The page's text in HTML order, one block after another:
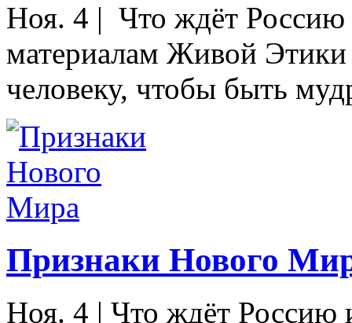
Ноя. 4 | Что ждёт Россию
материалам Живой
человеку, чтобы быть
Признаки Нового
Ноя. 4 | Что ждёт Россию